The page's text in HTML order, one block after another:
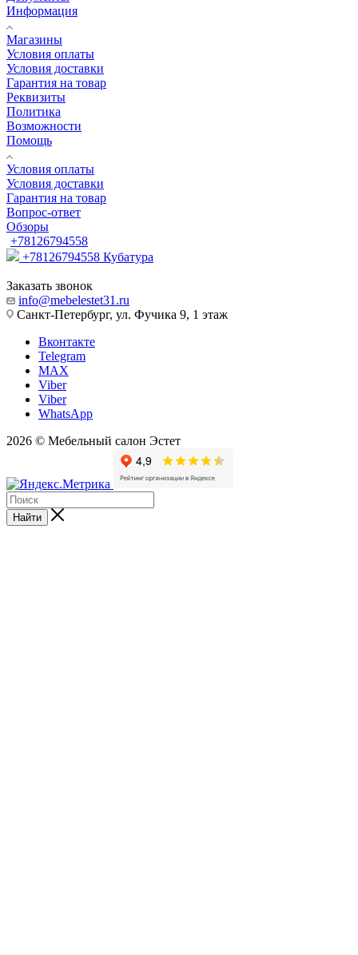
Информация
Магазины
Условия оплаты
Условия доставки
Гарантия на товар
Реквизиты
Политика
Возможности
Помощь
Условия оплаты
Условия доставки
Гарантия на товар
Вопрос-ответ
Обзоры
+78126794558
+78126794558 Кубатура
Заказать звонок
info@mebelestet31.ru
Санкт-Петербург, ул. Фучика 9, 1 этаж
Вконтакте
Telegram
MAX
Viber
Viber
WhatsApp
2026 © Мебельный салон Эстет
Найти